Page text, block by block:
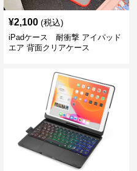
¥2,100 (税込)
iPadケース 耐衝撃 アイパッド
エア 背面クリアケース